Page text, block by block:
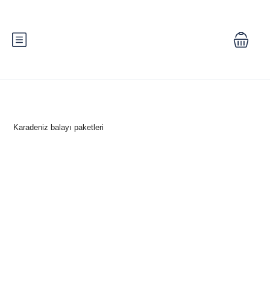
Karadeniz balayı paketleri